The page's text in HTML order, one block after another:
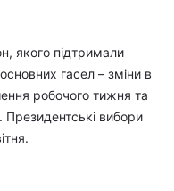
якого підтримали
гасел – зміни в
робочого тижня та
Президентські вибори